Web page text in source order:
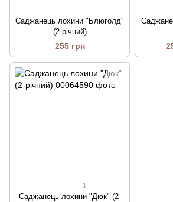
Саджанець лохини "Блюголд"
(2-річний)
255 грн
1
Саджанець лохини "Дюк" (2-